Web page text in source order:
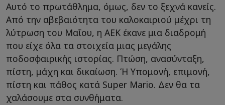
Αυτό το πρωτάθλημα, όμως, δεν το ξεχνά κανείς.
Από την αβεβαιότητα του καλοκαιριού μέχρι τη
λύτρωση του Μαΐου, η ΑΕΚ έκανε μια διαδρομή
που είχε όλα τα στοιχεία μιας μεγάλης
ποδοσφαιρικής ιστορίας. Πτώση, ανασύνταξη,
πίστη, μάχη και δικαίωση. Ή Υπομονή, επιμονή,
πίστη και πάθος κατά Super Mario. Δεν θα τα
χαλάσουμε στα συνθήματα.